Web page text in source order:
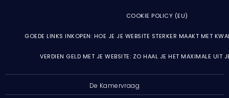
COOKIE POLICY (EU)
GOEDE LINKS INKOPEN: HOE JE JE WEBSITE STERKER MAAKT MET
VERDIEN GELD MET JE WEBSITE: ZO HAAL JE HET MAXIMALE UIT
De Kamervraag